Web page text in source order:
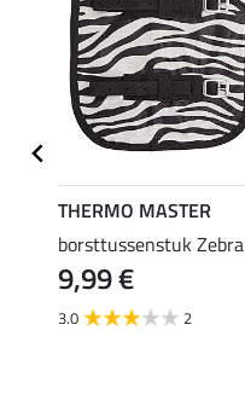
THERMO MASTER
borsttussenstuk Zebra
9,99 €
3.0 2